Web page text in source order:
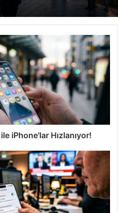
iPhone'lar Hızlanıyor!